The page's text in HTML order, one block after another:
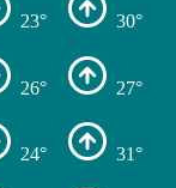
23° 30°
26° 27°
24° 31°